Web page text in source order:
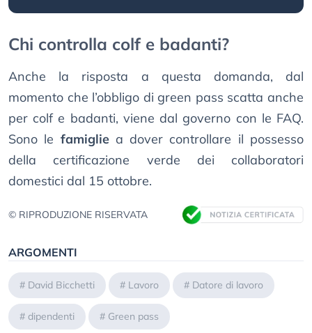
Chi controlla colf e badanti?
Anche la risposta a questa domanda, dal
momento che l’obbligo di green pass scatta anche
per colf e badanti, viene dal governo con le FAQ.
Sono le famigliea dover controllare il possesso
della certificazione verde dei collaboratori
domestici dal 15 ottobre.
© RIPRODUZIONE RISERVATA
ARGOMENTI
# David Bicchetti # Lavoro # Datore di lavoro
# dipendenti # Green pass